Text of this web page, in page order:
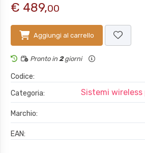
€ 489,00
Aggiungi al carrello
Pronto in 2giorni
Codice:
Categoria:
Sistemi wireless
Marchio:
EAN: